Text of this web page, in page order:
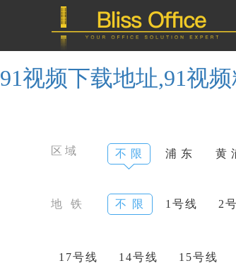
91视频下载地址,91视
区域 不 限 浦 东 黄
地 铁 不 限 1号线 2
17号线 14号线 15号线